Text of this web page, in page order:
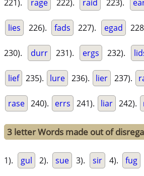
221). rage 222). raid 223).
lies 226). fads 227). egad
230). durr 231). ergs 232).
lief 235). lure 236). lier 237).
rase 240). errs 241). liar 242).
3 letter Words made out of
1). gul 2). sue 3). sir 4). fug